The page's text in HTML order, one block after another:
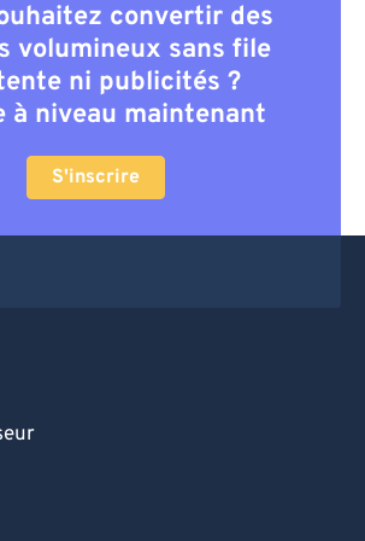
convertir des
volumineux sans file
ni publicités ?
à niveau maintenant
S'inscrire